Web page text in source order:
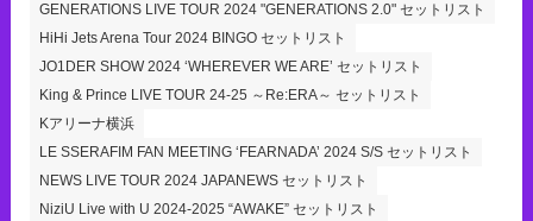
GENERATIONS LIVE TOUR 2024 "GENERATIONS 2.0" セットリスト
HiHi Jets Arena Tour 2024 BINGO セットリスト
JO1DER SHOW 2024 ‘WHEREVER WE ARE’ セットリスト
King & Prince LIVE TOUR 24-25 ～Re:ERA～ セットリスト
Kアリーナ横浜
LE SSERAFIM FAN MEETING ‘FEARNADA’ 2024 S/S セットリスト
NEWS LIVE TOUR 2024 JAPANEWS セットリスト
NiziU Live with U 2024-2025 “AWAKE” セットリスト